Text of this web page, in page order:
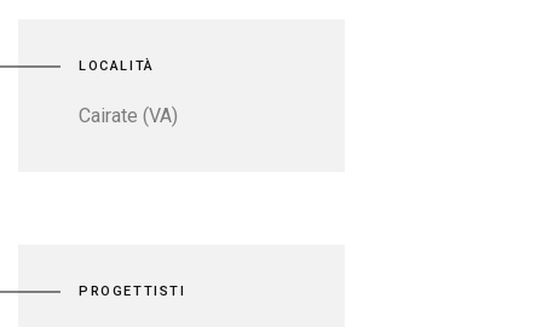
LOCALITÀ
Cairate (VA)
PROGETTISTI